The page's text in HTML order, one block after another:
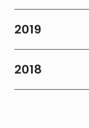
2019
2018